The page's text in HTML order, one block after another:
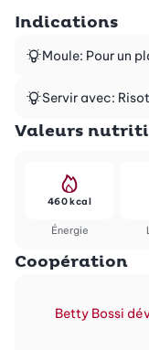
Indications
Moule: Pour un
Servir avec:
Valeurs
Énergie
460 kcal
Coopération
Betty Bossi